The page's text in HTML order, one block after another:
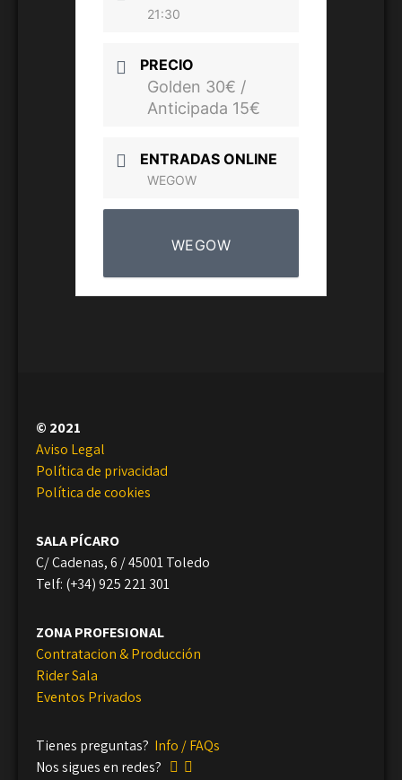
21:30
PRECIO
Golden 30€ /
Anticipada 15€
ENTRADAS ONLINE
WEGOW
WEGOW
© 2021
Aviso Legal
Política de privacidad
Política de cookies
SALA PÍCARO
C/ Cadenas, 6 / 45001 Toledo
Telf: (+34) 925 221 301
ZONA PROFESIONAL
Contratacion & Producción
Rider Sala
Eventos Privados
Tienes preguntas? Info / FAQs
Nos sigues en redes?